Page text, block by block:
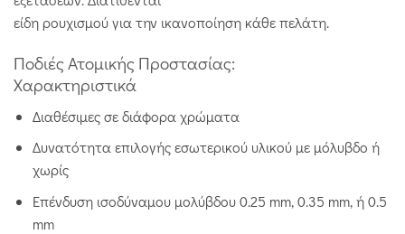
είδη ρουχισμού για την ικανοποίηση κάθε πελάτη.
Ποδιές Ατομικής Προστασίας:
Χαρακτηριστικά
Διαθέσιμες σε διάφορα χρώματα
Δυνατότητα επιλογής εσωτερικού υλικού με μόλυβδο ή
χωρίς
Επένδυση ισοδύναμου μολύβδου 0.25 mm, 0.35 mm, ή 0.5
mm